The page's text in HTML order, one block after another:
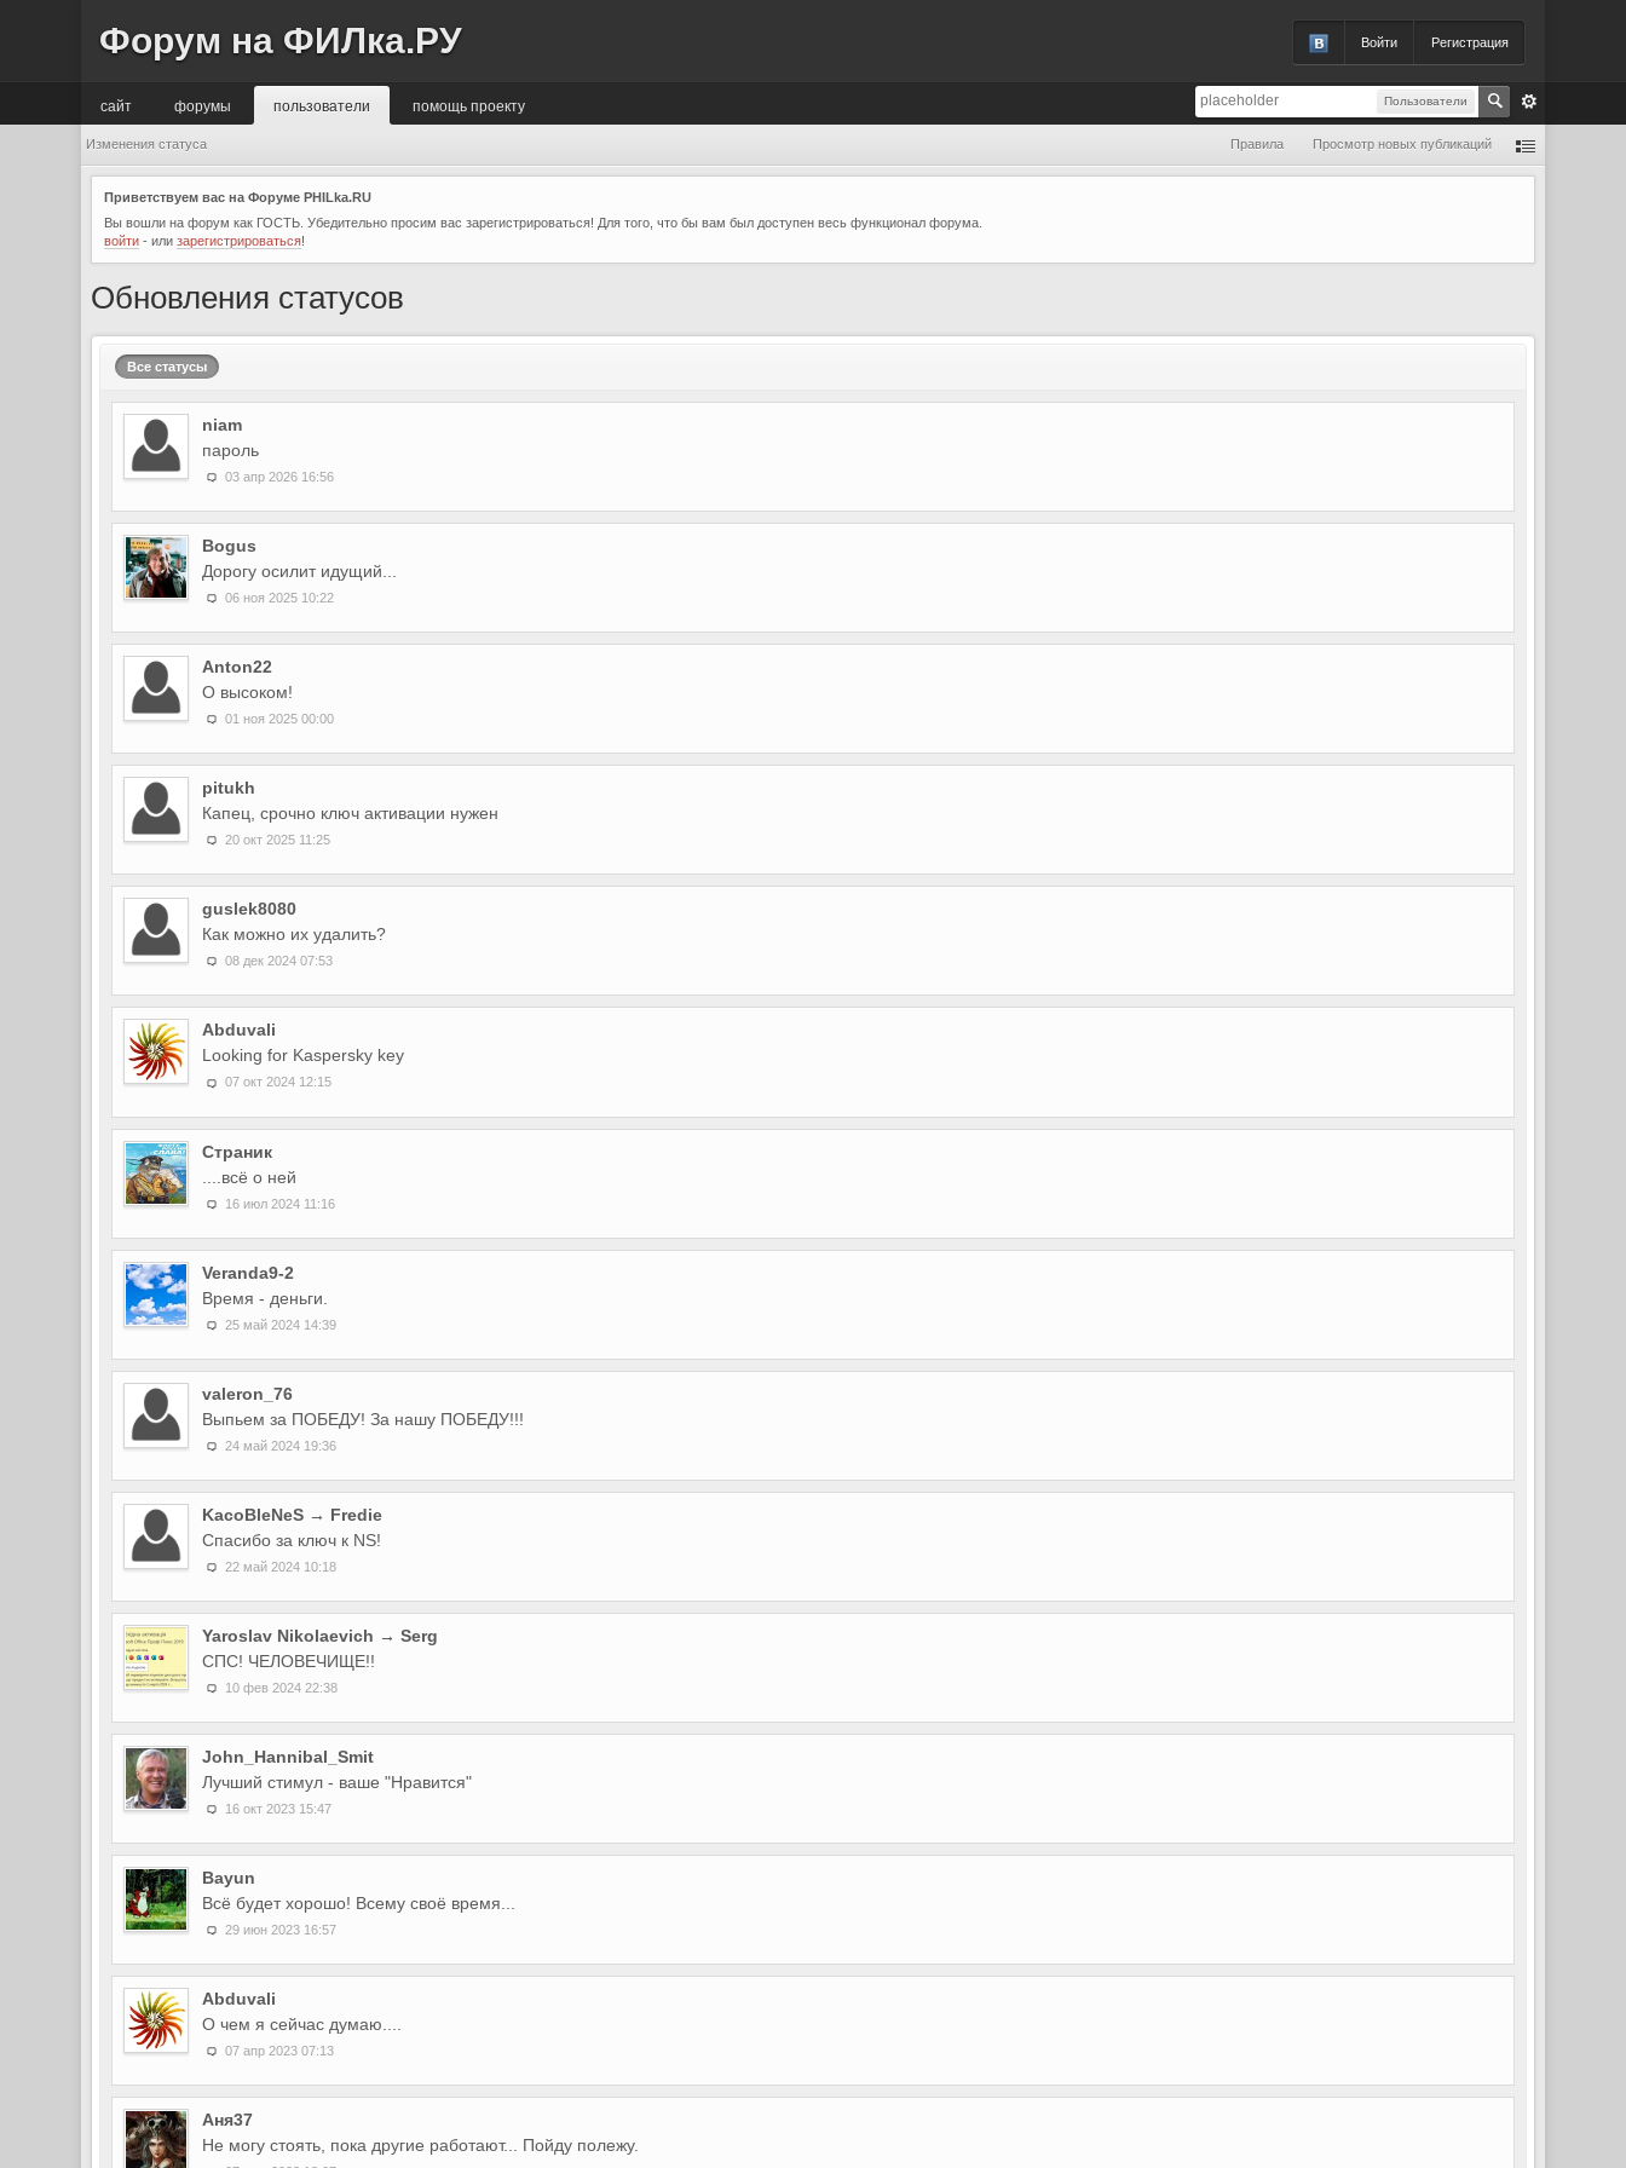
Войти Регистрация
Форум на ФИЛка.РУ
Пользователи
сайт помощь проекту
форумы пользователи
Изменения статуса Правила Просмотр новых публикаций
Приветствуем вас на Форуме PHILka.RU
Вы вошли на форум как ГОСТЬ. Убедительно просим вас зарегистрироваться! Для того, что бы вам был доступен весь функционал форума.
войти - илизарегистрироваться!
Обновления статусов
Все статусы
niam
пароль
03 апр 2026 16:56
Bogus
Дорогу осилит идущий...
06 ноя 2025 10:22
Anton22
O высоком!
01 ноя 2025 00:00
pitukh
Капец, срочно ключ активации нужен
20 окт 2025 11:25
guslek8080
Как можно их удалить?
08 дек 2024 07:53
Abduvali
Looking for Kaspersky key
07 окт 2024 12:15
Страник
....всё о ней
16 июл 2024 11:16
Veranda9-2
Время - деньги.
25 май 2024 14:39
valeron_76
Выпьем за ПОБЕДУ! За нашу ПОБЕДУ!!!
24 май 2024 19:36
KacoBleNeS → Fredie
Спасибо за ключ к NS!
22 май 2024 10:18
Yaroslav Nikolaevich → Serg
СПС! ЧЕЛОВЕЧИЩЕ!!
10 фев 2024 22:38
John_Hannibal_Smit
Лучший стимул - ваше "Нравится"
16 окт 2023 15:47
Bayun
Всё будет хорошо! Всему своё время...
29 июн 2023 16:57
Abduvali
О чем я сейчас думаю....
07 апр 2023 07:13
Аня37
Не могу стоять, пока другие работают... Пойду полежу.